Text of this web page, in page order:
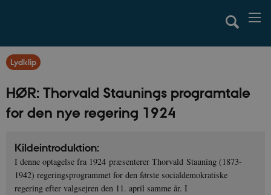
Lydklip
HØR: Thorvald Staunings programtale
for den nye regering 1924
Kildeintroduktion:
I denne optagelse fra 1924 præsenterer Thorvald Stauning (1873-
1942) regeringsprogrammet for den første socialdemokratiske
regering efter valgsejren den 11. april samme år. I